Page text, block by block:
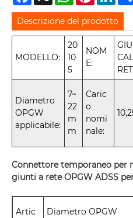
Descrizione del prodotto
MODELLO:
20
10
5
NOM
E:
Diametro
OPGW
applicabile:
7~
22
m
m
Caric
o
nomi
nale:
Connettore temporaneo per
giunti a rete OPGW ADSS
Artic
Diametro OPGW